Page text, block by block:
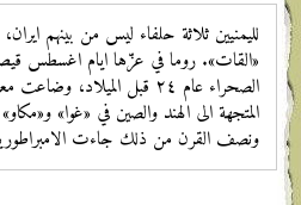
والصبر، والجبال، ورابعهم...
الروماني إيليوس غاليوس في
الامبراطورية البرتغالية
الكرام. ثم بعد نحو قرن